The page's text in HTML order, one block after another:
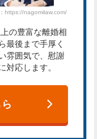
https://nagomilaw.com/
の豊富な離婚相
最後まで手厚く
雰囲気で、慰謝
対応します。